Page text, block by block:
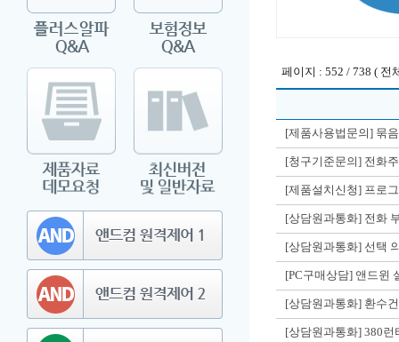
페이지 : 552 / 738 ( 전
[제품사용법문의] 묶
[청구기준문의] 전화
[제품설치신청] 프로
[상담원과통화] 전화
[상담원과통화] 선택
[PC구매상담] 앤드윈
[상담원과통화] 환수
[상담원과통화] 380런